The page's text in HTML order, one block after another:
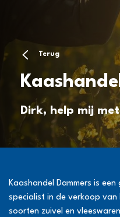
Terug
Dirk, help mij
Kaashandel Dammers is
specialist in de verkoop
soorten zuivel en